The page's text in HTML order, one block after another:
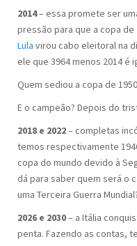
2014– essa promete ser
pressão para que a copa
Lula virou cabo eleitoral na
ele que 3964 menos 2014 é
Quem sediou a copa de
E o campeão? Depois do
2018 e 2022– completas
temos respectivamente
copa do mundo devido à
dá para saber quem será o
uma Terceira Guerra
2026 e 2030– a Itália
penta. Fazendo as contas,